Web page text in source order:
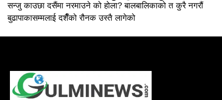
सन्जु काउछा दसैंमा नरमाउने को होला? बालबालिकाको त कुरै नगरौं
बुढापाकासम्मलाई दशैँको रौनक उस्तै लागेको